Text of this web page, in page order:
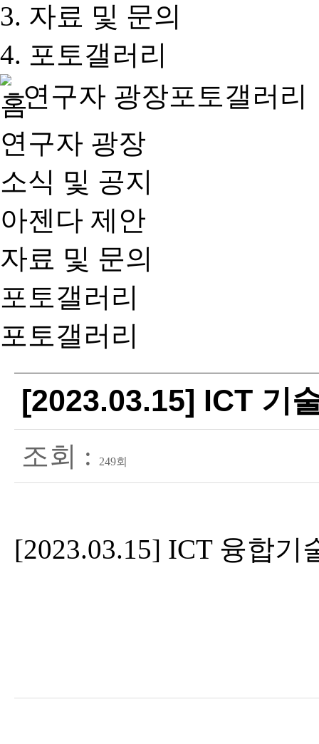
자료 및 문의
포토갤러리
연구자 광장포토갤러리
연구자 광장
소식 및 공지
아젠다 제안
자료 및 문의
포토갤러리
포토갤러리
[2023.03.15] ICT 기
조회 : 249회
[2023.03.15] ICT 융합기